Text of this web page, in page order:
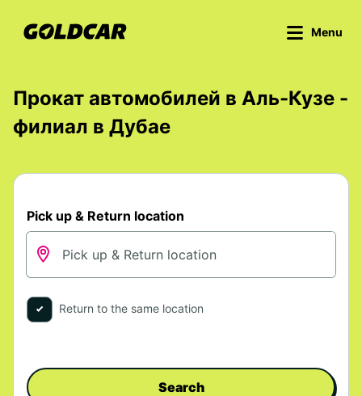
Menu
Прокат автомобилей в Аль-Кузе -
филиал в Дубае
Pick up & Return location
Return to the same location
Search